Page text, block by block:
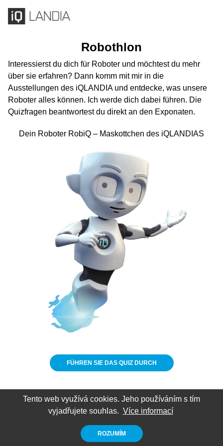
Robothlon
Interessierst du dich für Roboter und möchtest du mehr
über sie erfahren? Dann komm mit mir in die
Ausstellungen des iQLANDIA und entdecke, was unsere
Roboter alles können. Ich werde dich dabei führen. Die
Quizfragen beantwortest du direkt an den Exponaten.
Dein Roboter RobiQ – Maskottchen des iQLANDIAS
Tento web využívá cookies. Jeho používáním s tím
vyjadřujete souhlas. Více informací
ROZUMÍM